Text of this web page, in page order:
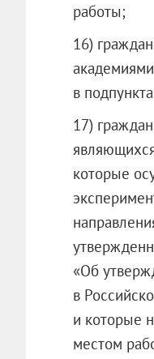
работы;
16)
в
17)
которые
«Об
в
и которые
местом